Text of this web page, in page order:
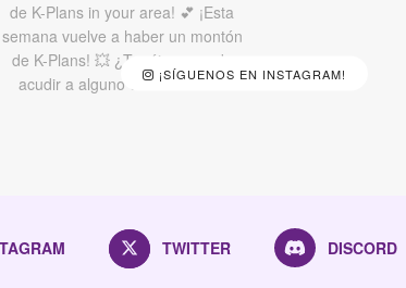
¡SÍGUENOS EN INSTAGRAM!
TWITTER DISCORD